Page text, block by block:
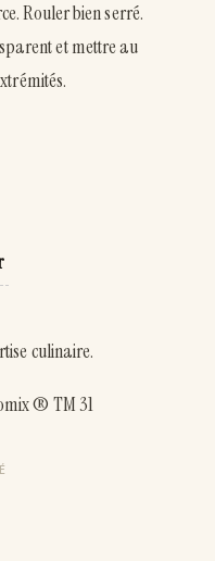
Rouler bien serré.
et mettre au
culinaire.
® TM 31